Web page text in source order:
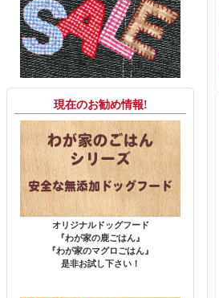
現在のお勧め情報!
オリジナルドッグフード
『わが家の鹿ごはん』
『わが家のマグロごはん』
是非お試し下さい！